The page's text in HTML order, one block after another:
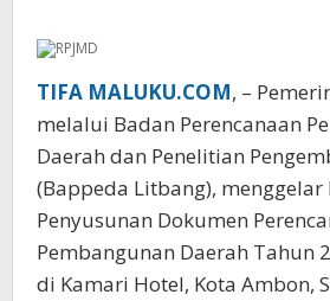
TIFA MALUKU.COM, –
melalui Badan Perencanaan
Daerah dan Penelitian
(Bappeda Litbang), menggelar
Penyusunan Dokumen
Pembangunan Daerah Tahun
di Kamari Hotel, Kota Ambon,